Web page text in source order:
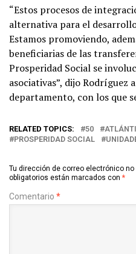
“Estos procesos de
alternativa para el
Estamos promoviendo,
beneficiarias de las
Prosperidad Social se
asociativas”, dijo Rodríguez
departamento, con los que
RELATED TOPICS: 50
PROSPERIDAD SOCIAL
Tu dirección de correo electrónico no
obligatorios están marcados con *
Comentario *